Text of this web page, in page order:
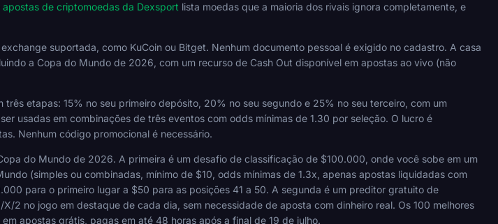
apostas de criptomoedas da Dexsport lista moedas que a maioria dos rivais ignora completamente, e
suportada, como KuCoin ou Bitget. Nenhum documento pessoal é exigido no cadastro. A casa
a Copa do Mundo de 2026, com um recurso de Cash Out disponível em apostas ao vivo (não
etapas: 15% no seu primeiro depósito, 20% no seu segundo e 25% no seu terceiro, com um
usadas em combinações de três eventos com odds mínimas de 1.30 por seleção. O lucro é
Nenhum código promocional é necessário.
do Mundo de 2026. A primeira é um desafio de classificação de $100.000, onde você sobe em um
(simples ou combinadas, mínimo de $10, odds mínimas de 1.3x, apenas apostas liquidadas com
para o primeiro lugar a $50 para as posições 41 a 50. A segunda é um preditor gratuito de
2 no jogo em destaque de cada dia, sem necessidade de aposta com dinheiro real. Os 100 melhores
apostas grátis, pagas em até 48 horas após a final de 19 de julho.